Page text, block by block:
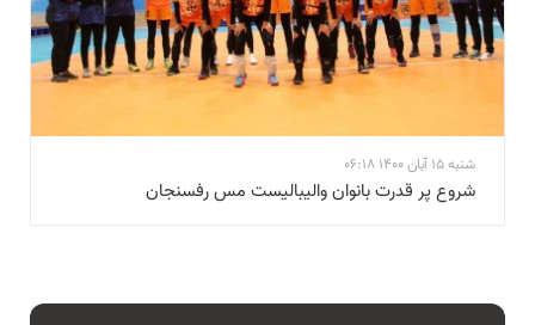
شنبه 15 آبان 1400 06:18
شروع پر قدرت بانوان والیبالیست مس رفسنجان